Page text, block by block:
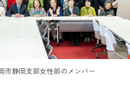
市静岡支部女性部のメンバー